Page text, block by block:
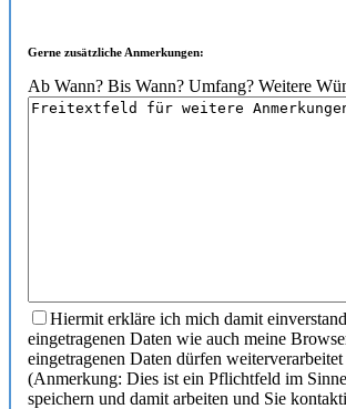
Gerne zusätzliche Anmerkungen:
Ab Wann? Bis Wann? Umfang? Weitere
Hiermit erkläre ich mich damit
eingetragenen Daten wie auch meine
eingetragenen Daten dürfen
(Anmerkung: Dies ist ein Pflichtfeld im
speichern und damit arbeiten und Sie